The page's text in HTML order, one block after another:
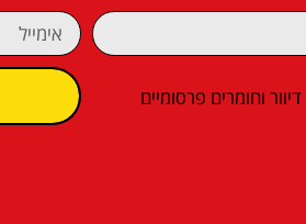
וחומרים פרסומיים